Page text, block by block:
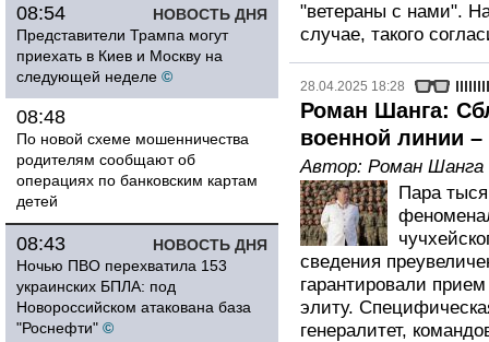
НОВОСТЬ ДНЯ
08:54
Представители Трампа могут
приехать в Киев и Москву на
следующей неделе ©
08:48
По новой схеме мошенничества
родителям сообщают об
операциях по банковским картам
детей
НОВОСТЬ ДНЯ
08:43
Ночью ПВО перехватила 153
украинских БПЛА: под
Новороссийском атакована база
"Роснефти" ©
"ветераны с нами".
случае, такого
28.04.2025 18:28
Роман Шанга:
военной линии –
Автор: Роман Шанга
Пара
сведения
гарантировали
элиту.
генералитет,